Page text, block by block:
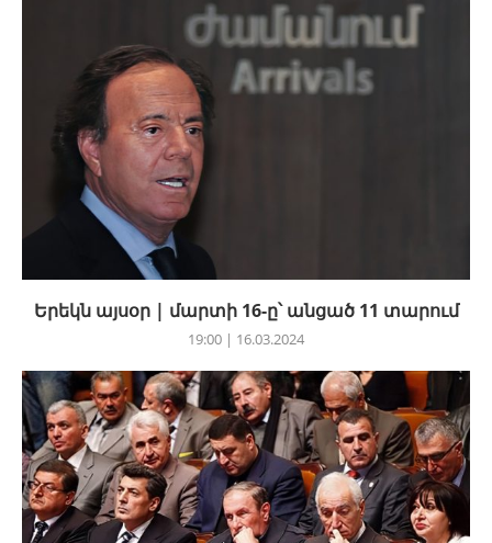
Երեկն այսօր | մարտի 16-ը՝ անցած 11 տարում
19:00 | 16.03.2024